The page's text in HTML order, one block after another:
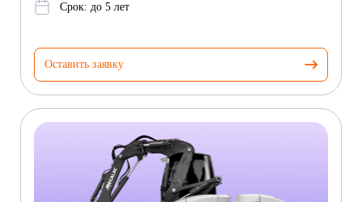
Срок: до 5 лет
Оставить заявку